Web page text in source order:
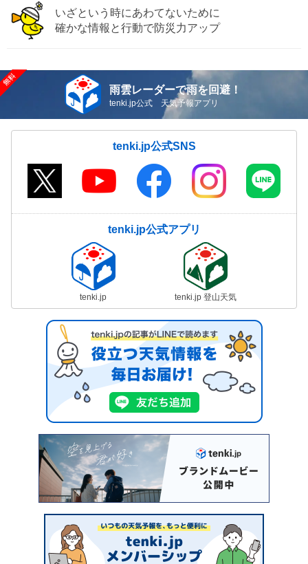
いざという時にあわてないために
確かな情報と行動で防災力アップ
雨雲レーダーで雨を回避！
tenki.jp公式 天気予報アプリ
tenki.jp公式SNS
tenki.jp公式アプリ
tenki.jp tenki.jp 登山天気